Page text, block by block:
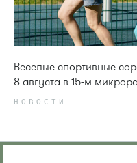
Веселые спортивные
8 августа в 15-м
НОВОСТИ